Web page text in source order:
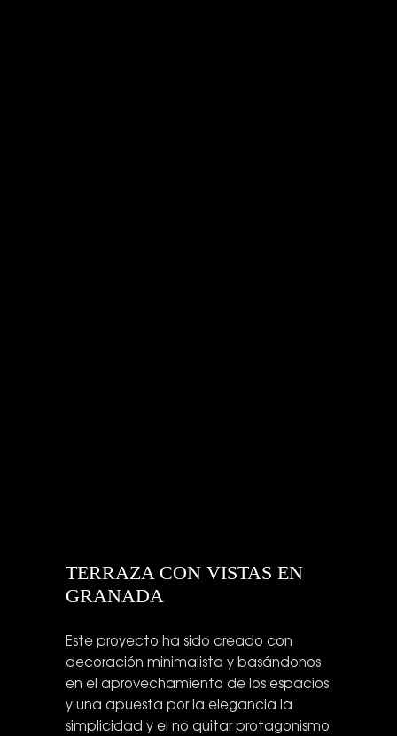
TERRAZA CON VISTAS EN
GRANADA
Este proyecto ha sido creado con
decoración minimalista y basándonos
en el aprovechamiento de los espacios
y una apuesta por la elegancia la
simplicidad y el no quitar protagonismo